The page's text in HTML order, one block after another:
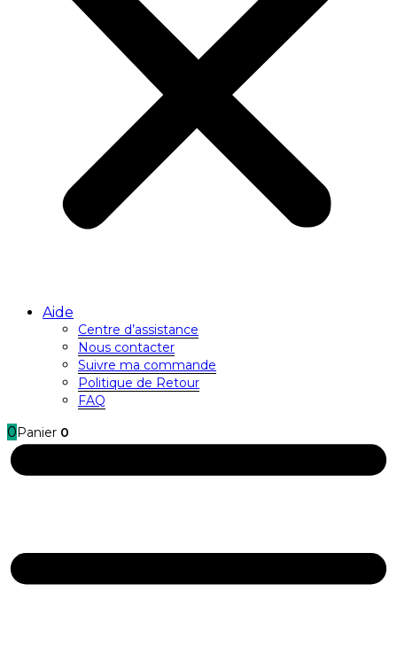
Aide
Centre d’assistance
Nous contacter
Suivre ma commande
Politique de Retour
FAQ
0 Panier 0